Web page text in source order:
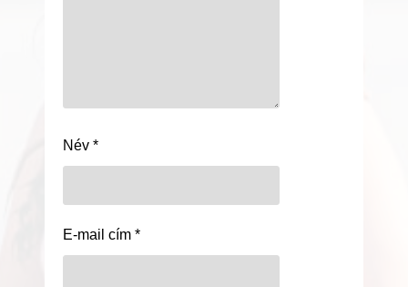
Név *
E-mail cím *